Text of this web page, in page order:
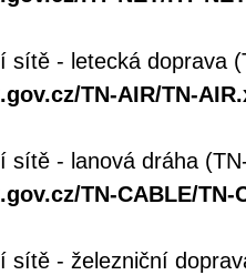
sítě - letecká doprava
TN-AIR/TN-
sítě - lanová dráha
TN-CABLE/TN-
sítě - železniční